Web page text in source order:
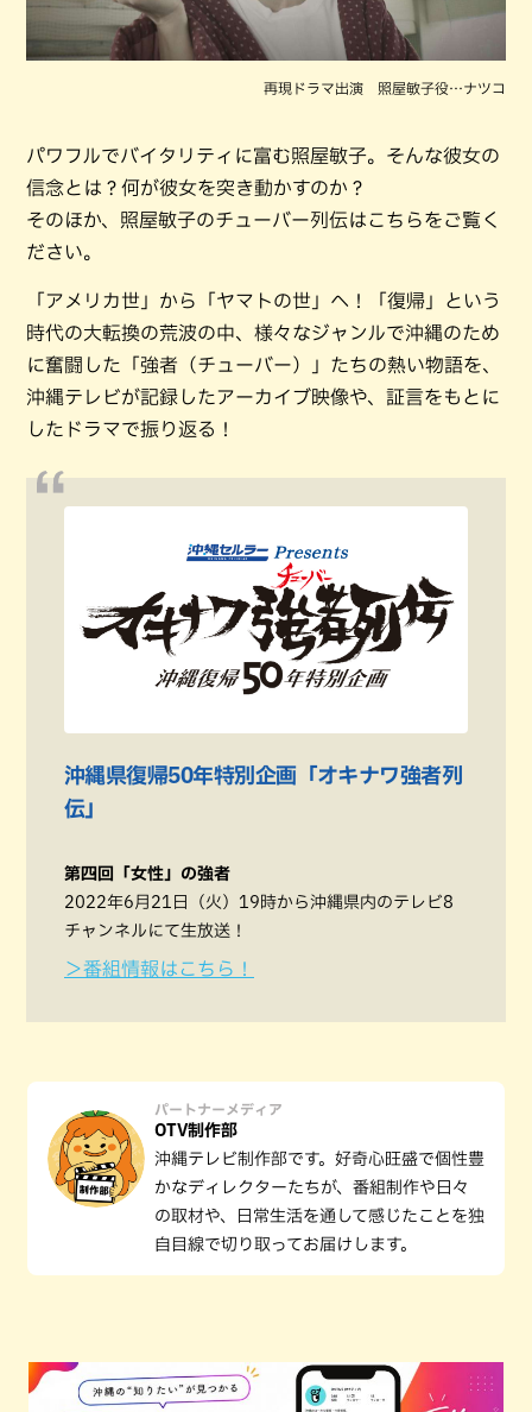
再現ドラマ出演 照屋敏子役…ナツコ
パワフルでバイタリティに富む照屋敏子。そんな彼女の
信念とは？何が彼女を突き動かすのか？
そのほか、照屋敏子のチューバー列伝はこちらをご覧く
ださい。
「アメリカ世」から「ヤマトの世」へ！「復帰」という
時代の大転換の荒波の中、様々なジャンルで沖縄のため
に奮闘した「強者（チューバー）」たちの熱い物語を、
沖縄テレビが記録したアーカイブ映像や、証言をもとに
したドラマで振り返る！
沖縄県復帰50年特別企画「オキナワ強者列
伝」
第四回「女性」の強者
2022年6月21日（火）19時から沖縄県内のテレビ8
チャンネルにて生放送！
＞番組情報はこちら！
パートナーメディア
OTV制作部
沖縄テレビ制作部です。好奇心旺盛で個性豊
かなディレクターたちが、番組制作や日々
の取材や、日常生活を通して感じたことを独
自目線で切り取ってお届けします。